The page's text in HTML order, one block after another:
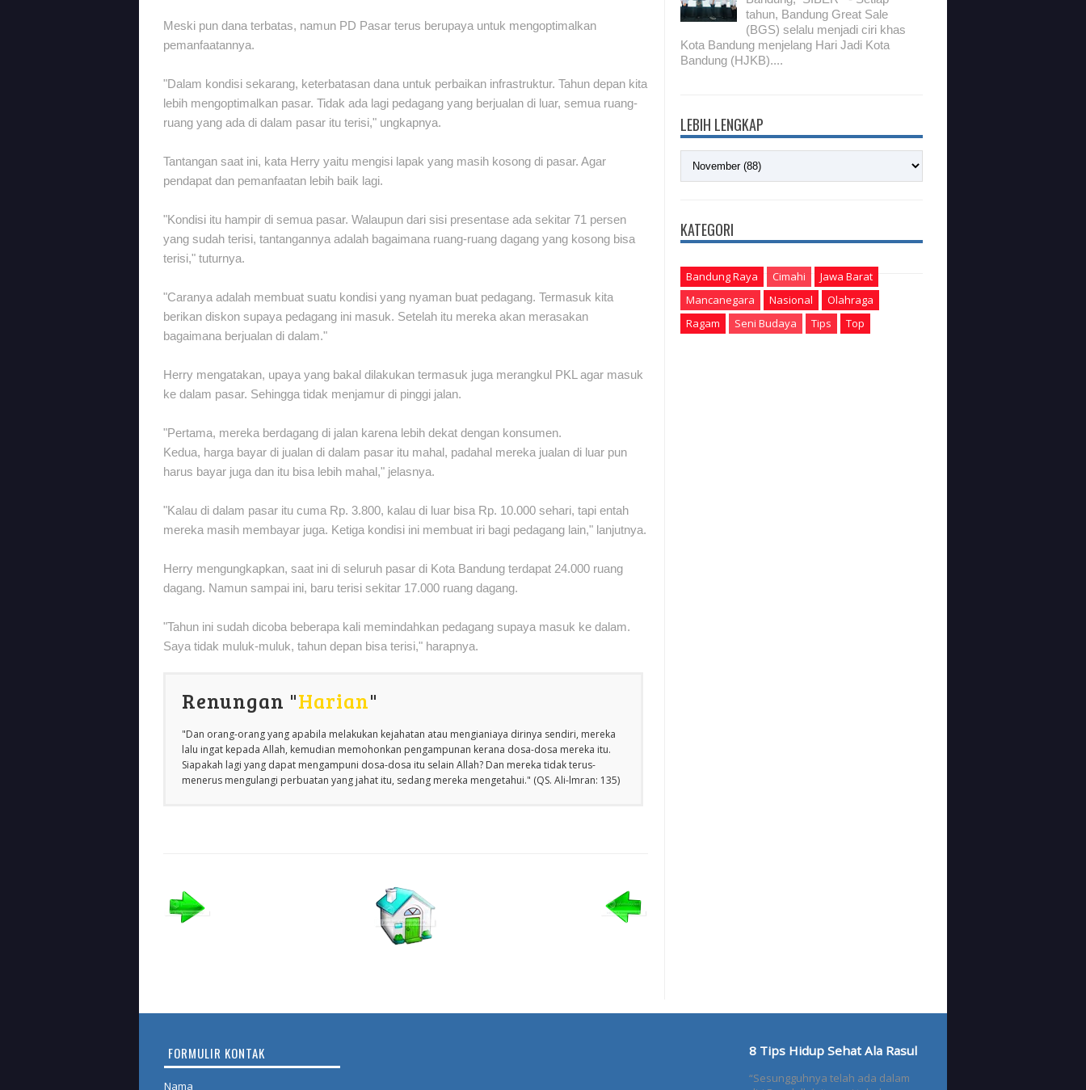
Meski pun dana terbatas, namun PD Pasar terus berupaya untuk mengoptimalkan
pemanfaatannya.
"Dalam kondisi sekarang, keterbatasan dana untuk perbaikan infrastruktur. Tahun depan kita
lebih mengoptimalkan pasar. Tidak ada lagi pedagang yang berjualan di luar, semua ruang-
ruang yang ada di dalam pasar itu terisi," ungkapnya.
Tantangan saat ini, kata Herry yaitu mengisi lapak yang masih kosong di pasar. Agar
pendapat dan pemanfaatan lebih baik lagi.
"Kondisi itu hampir di semua pasar. Walaupun dari sisi presentase ada sekitar 71 persen
yang sudah terisi, tantangannya adalah bagaimana ruang-ruang dagang yang kosong bisa
terisi," tuturnya.
"Caranya adalah membuat suatu kondisi yang nyaman buat pedagang. Termasuk kita
berikan diskon supaya pedagang ini masuk. Setelah itu mereka akan merasakan
bagaimana berjualan di dalam."
Herry mengatakan, upaya yang bakal dilakukan termasuk juga merangkul PKL agar masuk
ke dalam pasar. Sehingga tidak menjamur di pinggi jalan.
"Pertama, mereka berdagang di jalan karena lebih dekat dengan konsumen.
Kedua, harga bayar di jualan di dalam pasar itu mahal, padahal mereka jualan di luar pun
harus bayar juga dan itu bisa lebih mahal," jelasnya.
"Kalau di dalam pasar itu cuma Rp. 3.800, kalau di luar bisa Rp. 10.000 sehari, tapi entah
mereka masih membayar juga. Ketiga kondisi ini membuat iri bagi pedagang lain," lanjutnya.
Herry mengungkapkan, saat ini di seluruh pasar di Kota Bandung terdapat 24.000 ruang
dagang. Namun sampai ini, baru terisi sekitar 17.000 ruang dagang.
"Tahun ini sudah dicoba beberapa kali memindahkan pedagang supaya masuk ke dalam.
Saya tidak muluk-muluk, tahun depan bisa terisi," harapnya.
Renungan "Harian"
"Dan orang-orang yang apabila melakukan kejahatan atau mengianiaya dirinya sendiri, mereka
lalu ingat kepada Allah, kemudian memohonkan pengampunan kerana dosa-dosa mereka itu.
Siapakah lagi yang dapat mengampuni dosa-dosa itu selain Allah? Dan mereka tidak terus-
menerus mengulangi perbuatan yang jahat itu, sedang mereka mengetahui." (QS. Ali-lmran: 135)
tahun, Bandung Great Sale
(BGS) selalu menjadi ciri khas
Kota Bandung menjelang Hari Jadi Kota
Bandung (HJKB)....
LEBIH LENGKAP
KATEGORI
Bandung Raya Cimahi
Jawa Barat
Mancanegara
Nasional
Olahraga
Ragam
Seni Budaya Tips Top
FORMULIR KONTAK
Nama
8 Tips Hidup Sehat Ala Rasul
“Sesungguhnya telah ada dalam